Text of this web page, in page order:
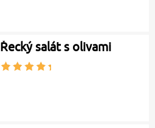
Řecký salát s olivami